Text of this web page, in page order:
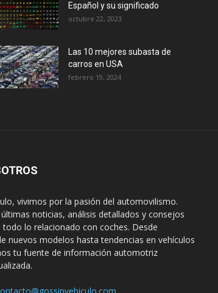
Español y su significado
octubre 22, 2023
Las 10 mejores subasta de
carros en USA
febrero 19, 2024
vivimos por la pasión del automovilismo.
noticias, análisis detallados y consejos
lo relacionado con coches. Desde
nuevos modelos hasta tendencias en vehículos
tu fuente de información automotriz